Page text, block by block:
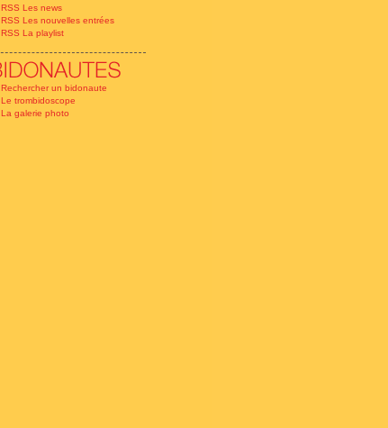
RSS Les news
RSS Les nouvelles entrées
RSS La playlist
Rechercher un bidonaute
Le trombidoscope
La galerie photo